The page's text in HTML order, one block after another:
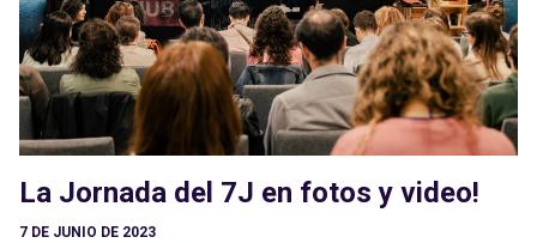
La Jornada del 7J en fotos y video!
7 DE JUNIO DE 2023